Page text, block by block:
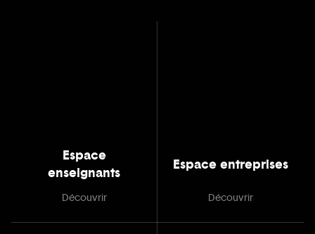
Espace
enseignants
Découvrir
Espace entreprises
Découvrir